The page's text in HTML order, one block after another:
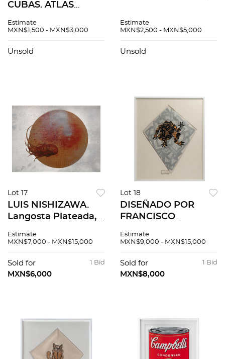
CUBAS. ATLAS
HISTÓRICO. MÉXICO
carpeta.
Estimate
MXN$1,500 - MXN$3,000
Unsold
Estimate
MXN$2,500 - MXN$5,000
Unsold
Lot 17
LUIS NISHIZAWA.
Langosta Plateada,
Mixografía ® 83 /
medidas totales
Estimate
MXN$7,000 - MXN$15,000
1 Bid
Sold for
MXN$6,000
Lot 18
DISEÑADO POR
FRANCISCO
Firmado. Esténcil y
hecho a mano. 70 x
55 cm
Estimate
MXN$9,000 - MXN$15,000
1 Bid
Sold for
MXN$8,000